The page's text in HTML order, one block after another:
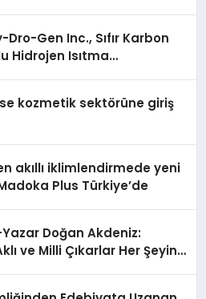
Dro-Gen Inc., Sıfır Karbon
Hidrojen Isıtma
kozmetik sektörüne giriş
akıllı iklimlendirmede yeni
Plus Türkiye’de
Yazar Doğan Akdeniz:
ve Milli Çıkarlar Her Şeyin